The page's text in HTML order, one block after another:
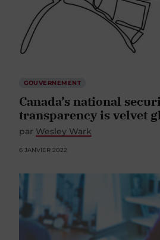
GOUVERNEMENT
Canada’s national
transparency is velvet
par Wesley Wark
6 JANVIER 2022